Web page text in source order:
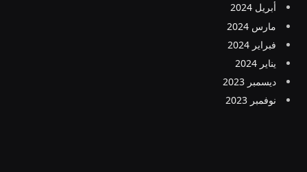
أبريل 2024
مارس 2024
فبراير 2024
يناير 2024
ديسمبر 2023
نوفمبر 2023